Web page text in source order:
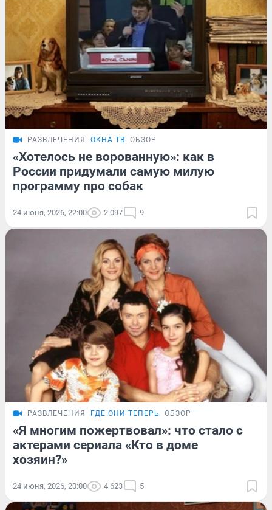
РАЗВЛЕЧЕНИЯ ОКНА ТВ ОБЗОР
«Хотелось не ворованную»: как в
России придумали самую милую
программу про собак
24 июня, 2026, 22:00 2 097 9
РАЗВЛЕЧЕНИЯ ГДЕ ОНИ ТЕПЕРЬ ОБЗОР
«Я многим пожертвовал»: что стало с
актерами сериала «Кто в доме
хозяин?»
24 июня, 2026, 20:00 4 623 5